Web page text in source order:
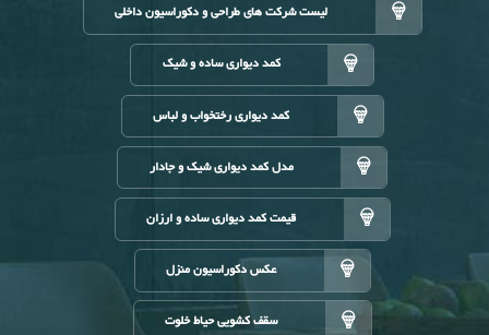
لیست شرکت های طراحی و دکوراسیون داخلی
کمد دیواری ساده و شیک
کمد دیواری رختخواب و لباس
مدل کمد دیواری شیک و جادار
قیمت کمد دیواری ساده و ارزان
عکس دکوراسیون منزل
سقف کشویی حیاط خلوت